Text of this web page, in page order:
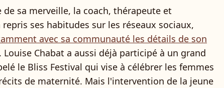
de sa merveille, la coach, thérapeute et
ses habitudes sur les réseaux sociaux,
avec sa communauté les détails de son
. Louise Chabat a aussi déjà participé à un grand
le Bliss Festival qui vise à célébrer les femmes
de maternité. Mais l'intervention de la jeune